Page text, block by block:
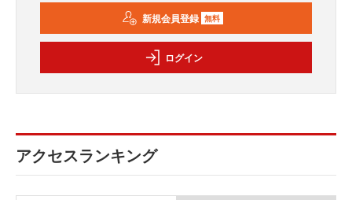
新規会員登録 無料
ログイン
アクセスランキング